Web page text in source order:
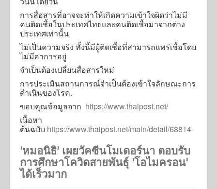
การสื่อสารที่อาจจะทำให้เกิดความเข้าใจผิดว่าไม่มี
คนติดเชื้อในประเทศไทยและคนติดเชื้อมาจากต่าง
ประเทศเท่านั้น
ไม่เป็นความจริง ทั้งนี้มีผู้ติดเชื้อที่สามารถแพร่เชื้อโดย
ไม่มีอาการอยู่
จำเป็นต้องเปลี่ยนสื่อสารใหม่
การประเมินสถานการณ์จำเป็นต้องเข้าใจลักษณะการ
ดำเนินของโรค.
ขอบคุณข้อมูลจาก https://www.thaipost.net/
เนื้อหา
ต้นฉบับ https://www.thaipost.net/main/detail/68814
'หมอนิธิ' เผยวัคซีนโมเดอร์นา ตอบรับ
การศึกษาโควิดสายพันธุ์ 'โอไมครอน'
ได้เร็วมาก